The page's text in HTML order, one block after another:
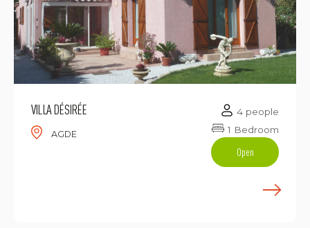
VILLA DÉSIRÉE
AGDE
4 people
1 Bedroom
Open